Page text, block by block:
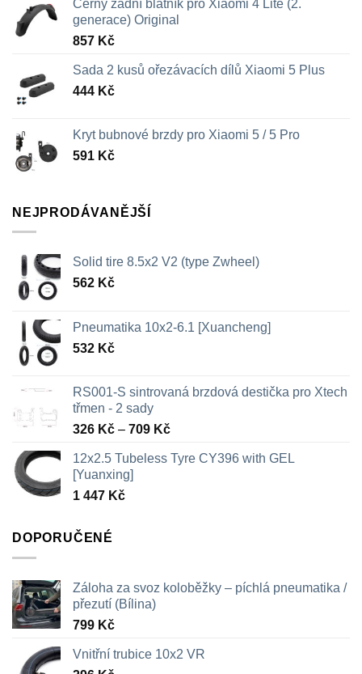
Černý zadní blatník pro Xiaomi 4 Lite (2.
generace) Original
857 Kč
Sada 2 kusů ořezávacích dílů Xiaomi 5 Plus
444 Kč
Kryt bubnové brzdy pro Xiaomi 5 / 5 Pro
591 Kč
NEJPRODÁVANĚJŠÍ
Solid tire 8.5x2 V2 (type Zwheel)
562 Kč
Pneumatika 10x2-6.1 [Xuancheng]
532 Kč
RS001-S sintrovaná brzdová destička pro Xtech
třmen - 2 sady
326 Kč – 709 KčRozpětí
326 Kč
12x2.5 Tubeless Tyre CY396 with GEL
[Yuanxing]
1 447 Kč
DOPORUČENÉ
Záloha za svoz koloběžky – píchlá pneumatika /
přezutí (Bílina)
799 Kč
Vnitřní trubice 10x2 VR